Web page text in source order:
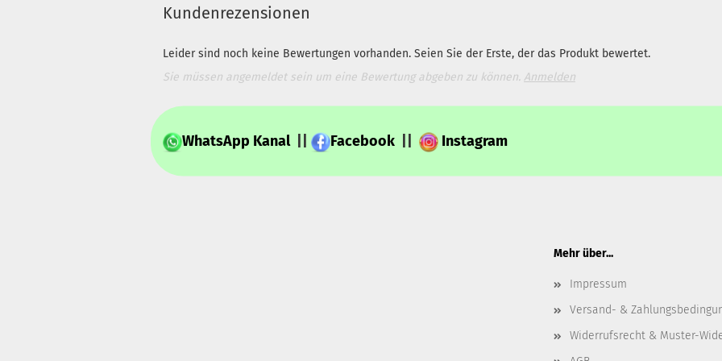
Kundenrezensionen
Leider sind noch keine Bewertungen vorhanden. Seien Sie der Erste, der das Produkt bewertet.
Sie müssen angemeldet sein um eine Bewertung abgeben zu können. Anmelden
WhatsApp Kanal|| Facebook Instagram
Mehr über...
Impressum
Versand- &
Widerrufsrecht & Muster-